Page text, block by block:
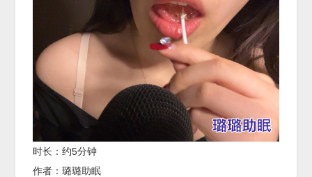
时长：约5分钟
作者：璐璐助眠